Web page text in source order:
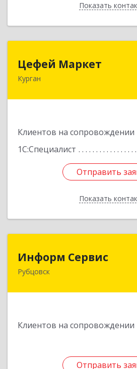
ПоказатьНазад
Цефей Маркет
Курган
Клиентов на сопровождении
1С:Специалист
Отправить
Показать
640002, Курганская обл,
Отправить
Назад
Информ Сервис
Рубцовск
Клиентов на сопровождении
Отправить
658204, Алтайский край,
Отправить